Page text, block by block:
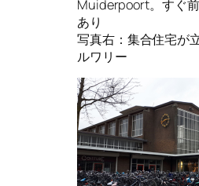
Muiderpoort。すぐ
あり
写真右：集合住宅が
ルワリー